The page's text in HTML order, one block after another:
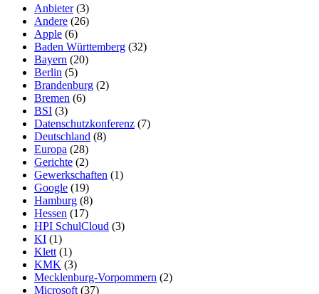
Anbieter(3)
Andere (26)
Apple (6)
Baden Württemberg (32)
Bayern (20)
Berlin (5)
Brandenburg (2)
Bremen (6)
BSI (3)
Datenschutzkonferenz (7)
Deutschland (8)
Europa (28)
Gerichte (2)
Gewerkschaften (1)
Google (19)
Hamburg (8)
Hessen (17)
HPI SchulCloud (3)
KI (1)
Klett (1)
KMK (3)
Mecklenburg-Vorpommern (2)
Microsoft (37)